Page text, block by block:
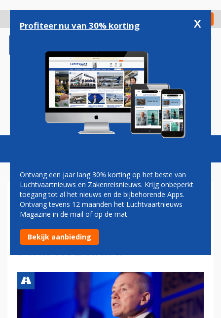
gaan
Check in
Magazine Podcasts Vacatures
IATA AAN BRUSSEL:
VERDEDIG
LUCHTVAARTREGELS NA FIAT
SCHIPHOL-KRIMP
Profiteer nu van 30% korting x
Ontvang een jaar lang 30% korting op het beste van
Luchtvaartnieuws en Zakenreisnieuws. Krijg onbeperkt
toegang tot al het nieuws en de bijbehorende Apps.
Ontvang tevens 12 maanden het Luchtvaartnieuws
Magazine in de mail of op de mat.
Bekijk aanbieding